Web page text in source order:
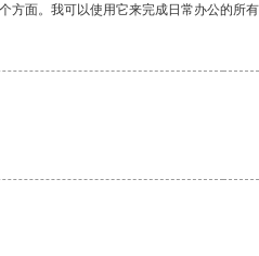
面。我可以使用它来完成日常办公的所有